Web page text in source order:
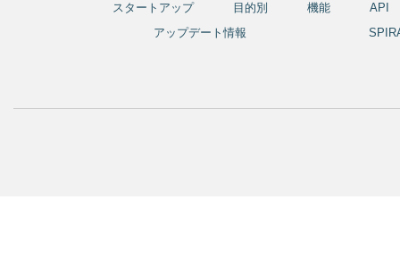
スタートアップ 目的別 機能
API
アップデート情報